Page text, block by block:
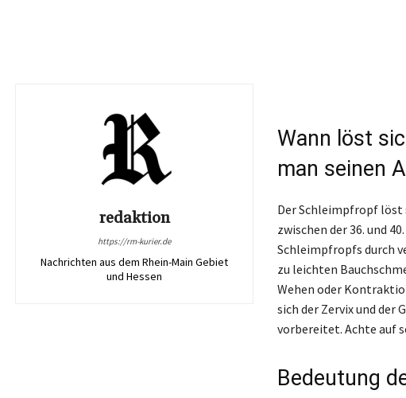
redaktion
https://rm-kurier.de
Nachrichten aus dem Rhein-Main Gebiet
und Hessen
Wann löst
man seinen
Der Schleimpfropf löst
zwischen der 36. und
Schleimpfropfs durch
zu leichten
Wehen oder
sich der Zervix und der
vorbereitet. Achte auf
Bedeutung